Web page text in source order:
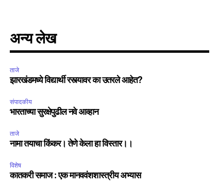
अन्य लेख
ताजे
झारखंडमध्ये विद्यार्थी रस्त्यावर का उतरले आहेत?
संपादकीय
भारताच्या सुरक्षेपुढील नवे आव्हान
ताजे
नामा तयाचा किंकर। तेणे केला हा विस्तार।।
विशेष
कातकरी समाज : एक मानववंशशास्त्रीय अभ्यास